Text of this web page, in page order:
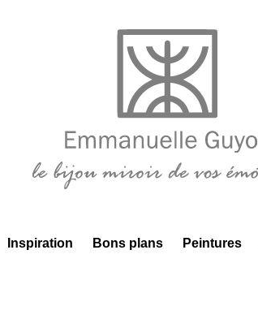
Inspiration Bons plans Peintures